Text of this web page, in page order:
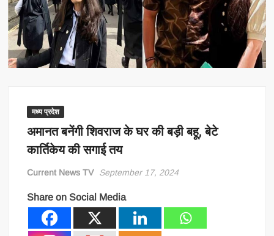
मध्य प्रदेश
अमानत बनेंगी शिवराज के घर की बड़ी बहू, बेटे
कार्तिकेय की सगाई तय
Current News TV September 17, 2024
Share on Social Media